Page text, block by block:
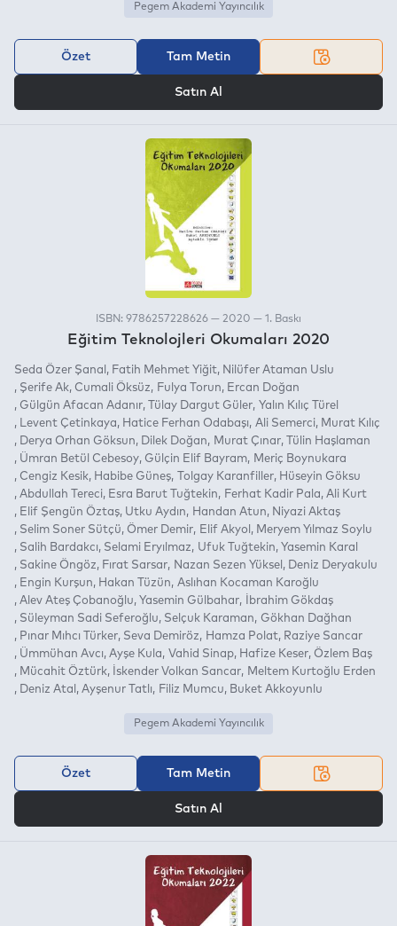
Pegem Akademi Yayıncılık
Özet Tam Metin
Satın Al
ISBN: 9786257228626 — 2020 — 1. Baskı
Eğitim Teknolojleri Okumaları 2020
Seda Özer Şanal Fatih Mehmet Yiğit
Nilüfer Ataman Uslu
Şerife Ak Cumali Öksüz Fulya Torun
Ercan Doğan
Gülgün Afacan Adanır
Tülay Dargut Güler
Yalın Kılıç Türel
Levent Çetinkaya
Hatice Ferhan Odabaşı Ali Semerci
Murat Kılıç
Derya Orhan Göksun
Dilek Doğan Murat Çınar
Tülin Haşlaman
Ümran Betül Cebesoy Gülçin Elif Bayram
Meriç Boynukara
Cengiz Kesik
Habibe Güneş Tolgay Karanfiller
Hüseyin Göksu
Abdullah Tereci
Esra Barut Tuğtekin Ferhat Kadir Pala Ali Kurt
Elif Şengün Öztaş Utku Aydın Handan Atun
Niyazi Aktaş
Selim Soner Sütçü
Ömer Demir Elif Akyol
Meryem Yılmaz Soylu
Salih Bardakcı
Selami Eryılmaz Ufuk Tuğtekin
Yasemin Karal
Sakine Öngöz
Fırat Sarsar Nazan Sezen Yüksel
Deniz Deryakulu
Engin Kurşun
Hakan Tüzün
Aslıhan Kocaman Karoğlu
Alev Ateş Çobanoğlu
Yasemin Gülbahar
İbrahim Gökdaş
Süleyman Sadi Seferoğlu
Selçuk Karaman
Gökhan Dağhan
Pınar Mıhcı Türker Seva Demiröz Hamza Polat
Raziye Sancar
Ümmühan Avcı Ayşe Kula Vahid Sinap Hafize Keser Özlem Baş
Mücahit Öztürk
İskender Volkan Sancar
Meltem Kurtoğlu Erden
Deniz Atal
Ayşenur Tatlı Filiz Mumcu Buket Akkoyunlu
Pegem Akademi Yayıncılık
Özet Tam Metin
Satın Al